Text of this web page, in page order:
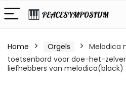
Home Orgels
Melodica
toetsenbord voor doe-het-
liefhebbers van melodica(black)